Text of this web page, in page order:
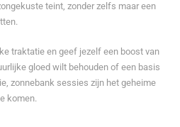
teint, zonder zelfs maar een
traktatie en geef jezelf een boost van
gloed wilt behouden of een basis
zonnebank sessies zijn het geheime
komen.